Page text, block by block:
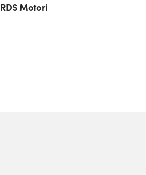
RDS Motori